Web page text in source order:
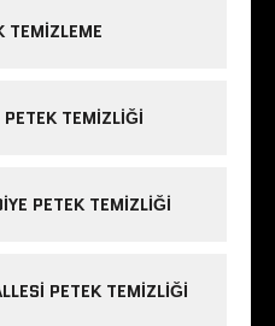
TEMIZLEME
PETEK TEMIZLIĞI
PETEK TEMIZLIĞI
PETEK TEMIZLIĞI